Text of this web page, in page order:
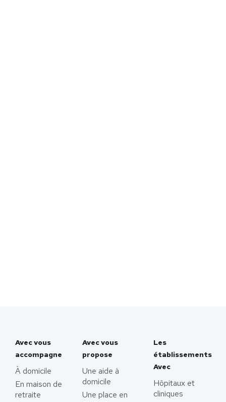
Avec vous
accompagne
À domicile
En maison de
retraite
Avec vous
propose
Une aide à
domicile
Une place en
Les
établissements
Avec
Hôpitaux et
cliniques